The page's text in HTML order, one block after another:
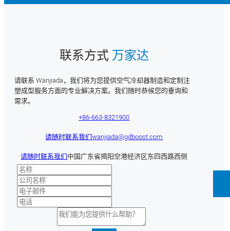
联系方式 万家达
请联系 Wanjiada，我们将为您提供空气冷却器制造和定制注
塑成型服务方面的专业解决方案。我们随时恭候您的垂询和
需求。
+86-663-8321900
请随时联系我们wanjiada@gdboost.com
请随时联系我们中国广东省揭阳空港经济区东四西路西侧